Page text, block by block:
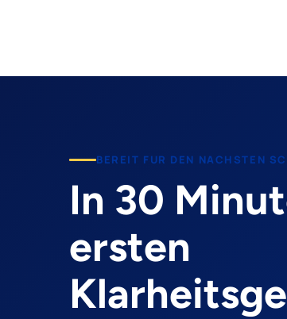
BEREIT FUR DEN NACHSTEN
In 30
ersten